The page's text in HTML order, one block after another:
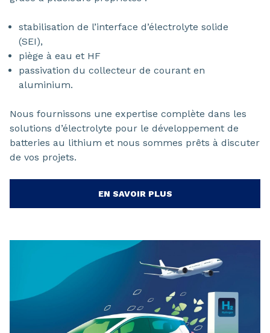
stabilisation de l’interface d’électrolyte solide
(SEI),
piège à eau et HF
passivation du collecteur de courant en
aluminium.
Nous fournissons une expertise complète dans les
solutions d’électrolyte pour le développement de
batteries au lithium et nous sommes prêts à discuter
de vos projets.
EN SAVOIR PLUS